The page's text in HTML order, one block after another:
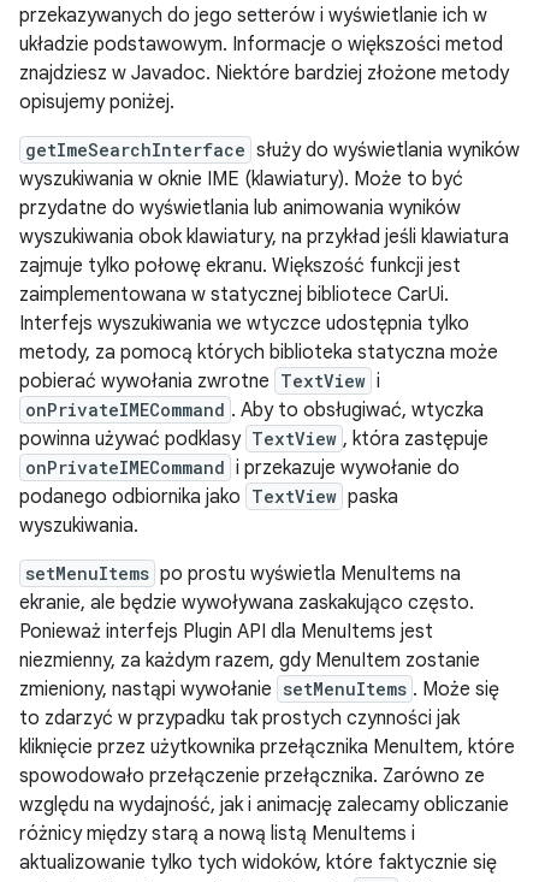
przekazywanych do jego setterów i wyświetlanie ich w
układzie podstawowym. Informacje o większości metod
znajdziesz w Javadoc. Niektóre bardziej złożone metody
opisujemy poniżej.
getImeSearchInterface służy do wyświetlania wyników
wyszukiwania w oknie IME (klawiatury). Może to być
przydatne do wyświetlania lub animowania wyników
wyszukiwania obok klawiatury, na przykład jeśli klawiatura
zajmuje tylko połowę ekranu. Większość funkcji jest
zaimplementowana w statycznej bibliotece CarUi.
Interfejs wyszukiwania we wtyczce udostępnia tylko
metody, za pomocą których biblioteka statyczna może
pobierać wywołania zwrotne TextView i
onPrivateIMECommand . Aby to obsługiwać, wtyczka
powinna używać podklasy TextView , która zastępuje
onPrivateIMECommand i przekazuje wywołanie do
podanego odbiornika jako TextView paska
wyszukiwania.
setMenuItems po prostu wyświetla MenuItems na
ekranie, ale będzie wywoływana zaskakująco często.
Ponieważ interfejs Plugin API dla MenuItems jest
niezmienny, za każdym razem, gdy MenuItem zostanie
zmieniony, nastąpi wywołanie setMenuItems . Może się
to zdarzyć w przypadku tak prostych czynności jak
kliknięcie przez użytkownika przełącznika MenuItem, które
spowodowało przełączenie przełącznika. Zarówno ze
względu na wydajność, jak i animację zalecamy obliczanie
różnicy między starą a nową listą MenuItems i
aktualizowanie tylko tych widoków, które faktycznie się